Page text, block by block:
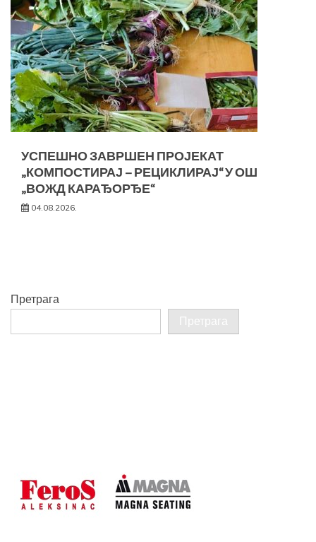
УСПЕШНО ЗАВРШЕН ПРОЈЕКАТ
„КОМПОСТИРАЈ – РЕЦИКЛИРАЈ“ У ОШ
„ВОЖД КАРАЂОРЂЕ“
04.08.2026.
Претрага
Претрага